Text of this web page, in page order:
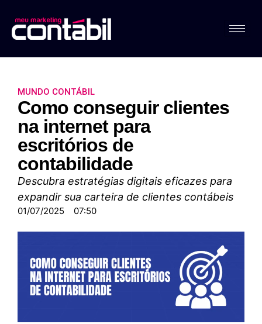
MUNDO CONTÁBIL
Como conseguir clientes
na internet para
escritórios de
contabilidade
Descubra estratégias digitais eficazes para
expandir sua carteira de clientes contábeis
01/07/2025 07:50